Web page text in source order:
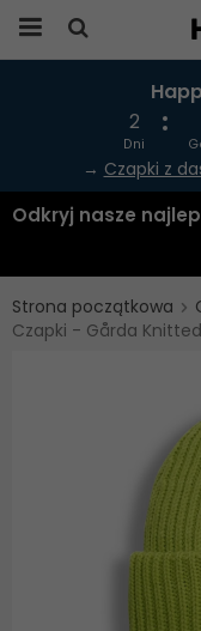
2
Dni
→ Czapki z
Odkryj nasze
Strona początkowa
Czapki - Gårda